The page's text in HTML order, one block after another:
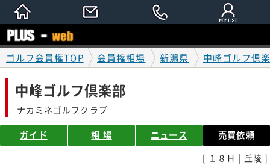
ゴルフ会員権TOP 会員権相場 新潟県 中峰ゴルフ倶
中峰ゴルフ倶楽部
ナカミネゴルフクラブ
ガイド 相 場 ニュース 売買依頼
[ １８Ｈ | 丘陵 ]